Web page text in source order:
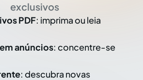
exclusivos
PDF: imprima ou leia
anúncios: concentre-se
: descubra novas